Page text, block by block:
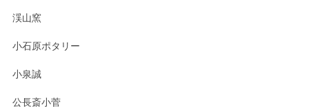
渓山窯
小石原ポタリー
小泉誠
公長斎小菅